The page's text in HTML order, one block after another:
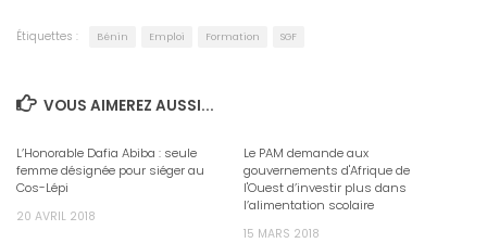
Étiquettes : Bénin Emploi Formation SGF
VOUS AIMEREZ AUSSI...
L’Honorable Dafia Abiba : seule
femme désignée pour siéger au
Cos-Lépi
20 AVRIL 2018
Le PAM demande aux
gouvernements d'Afrique de
l'Ouest d’investir plus dans
l’alimentation scolaire
15 MARS 2018